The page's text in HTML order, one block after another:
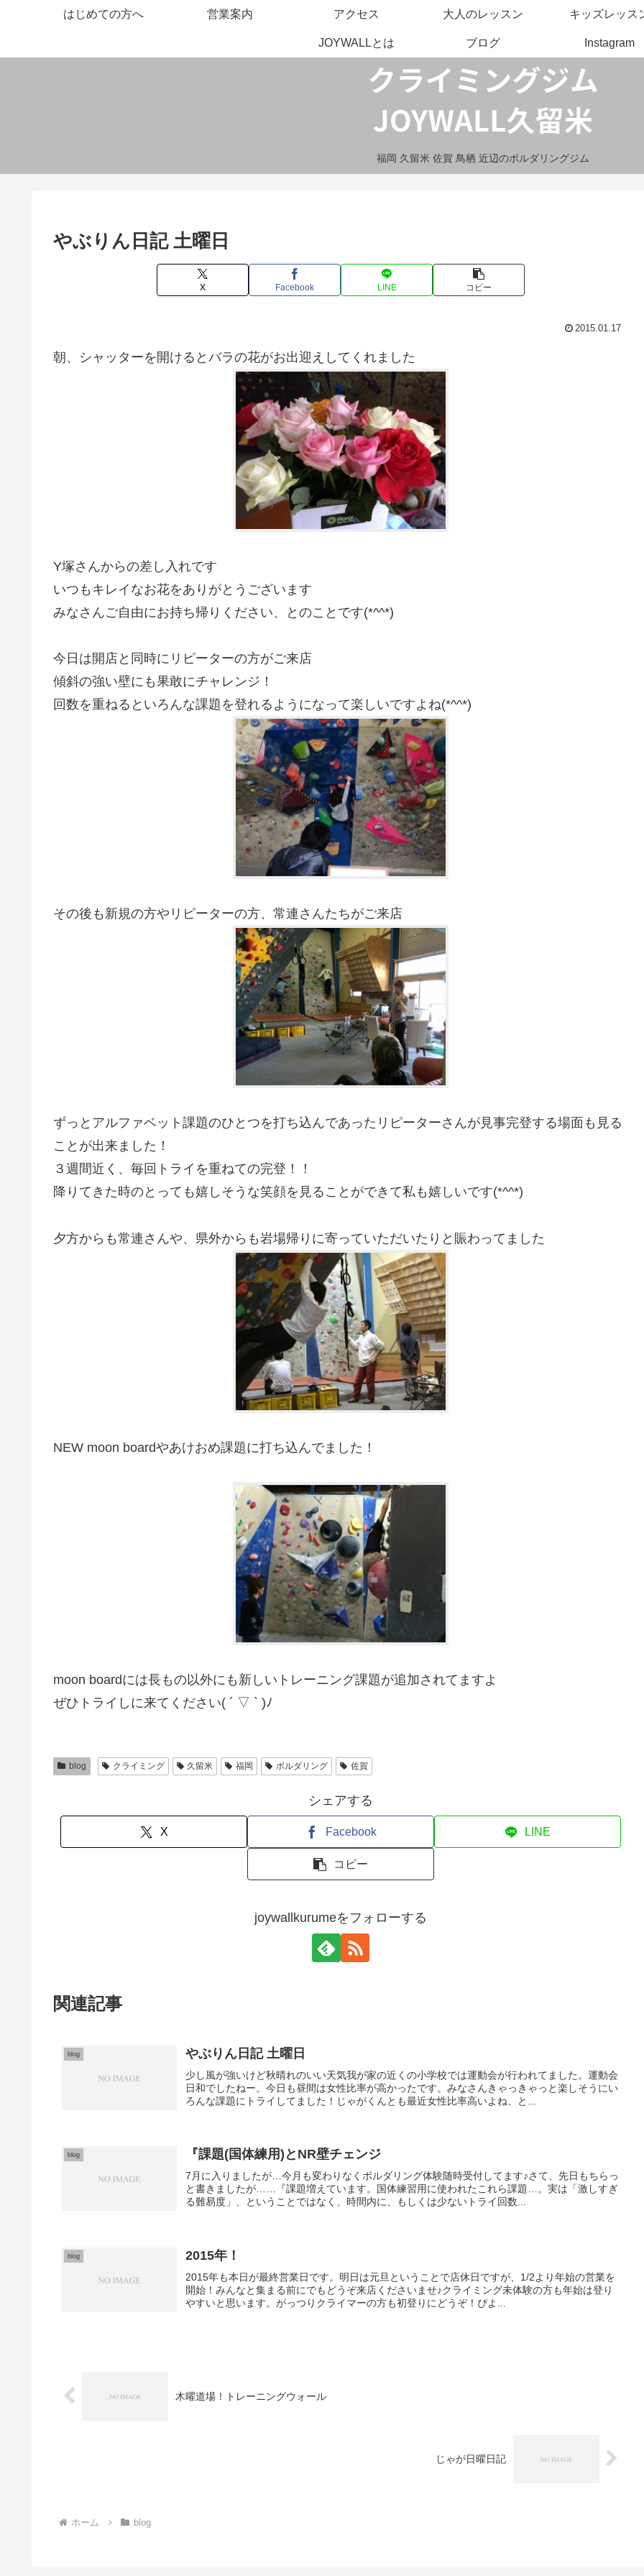
福岡 久留米 佐賀 鳥栖 近辺のボルダリングジム
はじめての方へ 営業案内 アクセス 大人のレッスン キッズレッス
JOYWALLとは ブログ Instagram
やぶりん日記 土曜日
X Facebook LINE コピー
2015.01.17
朝、シャッターを開けるとバラの花がお出迎えしてくれました
Y塚さんからの差し入れです
いつもキレイなお花をありがとうございます
みなさんご自由にお持ち帰りください、とのことです(*^^*)
今日は開店と同時にリピーターの方がご来店
傾斜の強い壁にも果敢にチャレンジ！
回数を重ねるといろんな課題を登れるようになって楽しいですよね(*^^*)
その後も新規の方やリピーターの方、常連さんたちがご来店
ずっとアルファベット課題のひとつを打ち込んであったリピーターさんが見事完登する場面も見る
ことが出来ました！
３週間近く、毎回トライを重ねての完登！！
降りてきた時のとっても嬉しそうな笑顔を見ることができて私も嬉しいです(*^^*)
夕方からも常連さんや、県外からも岩場帰りに寄っていただいたりと賑わってました
NEW moon boardやあけおめ課題に打ち込んでました！
moon boardには長もの以外にも新しいトレーニング課題が追加されてますよ
ぜひトライしに来てください( ´ ▽ ` )ﾉ
blog クライミング 久留米 福岡 ボルダリング 佐賀
シェアする
X Facebook LINE
コピー
joywallkurumeをフォローする
関連記事
blog やぶりん日記 土曜日
少し風が強いけど秋晴れのいい天気我が家の近くの小学校では運動会が行われてました。運動会
日和でしたねー。今日も昼間は女性比率が高かったです。みなさんきゃっきゃっと楽しそうにい
ろんな課題にトライしてました！じゃがくんとも最近女性比率高いよね、と...
blog 『課題(国体練用)とNR壁チェンジ
7月に入りましたが…今月も変わりなくボルダリング体験随時受付してます♪さて、先日もちらっ
と書きましたが……『課題増えています。国体練習用に使われたこれら課題…。実は「激しすぎ
る難易度」、ということではなく、時間内に、もしくは少ないトライ回数...
blog 2015年！
2015年も本日が最終営業日です。明日は元旦ということで店休日ですが、1/2より年始の営業を
開始！みんなと集まる前にでもどうぞ来店くださいませ♪クライミング未体験の方も年始は登り
やすいと思います。がっつりクライマーの方も初登りにどうぞ！ぴよ...
木曜道場！トレーニングウォール
じゃが日曜日記
ホーム blog